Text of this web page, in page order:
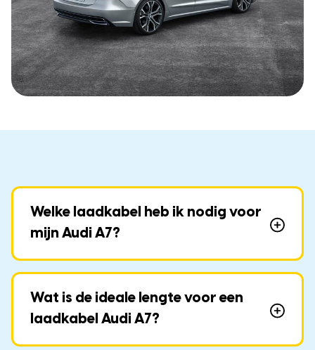
Welke laadkabel heb ik nodig voor
mijn Audi A7?
Wat is de ideale lengte voor een
laadkabel Audi A7?